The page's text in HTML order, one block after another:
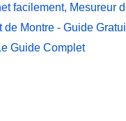
facilement, Mesureur
Montre - Guide
Guide Complet